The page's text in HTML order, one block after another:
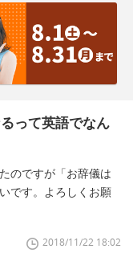
って英語でなん
のですが「お辞儀は
です。よろしくお願
2018/11/22 18:02